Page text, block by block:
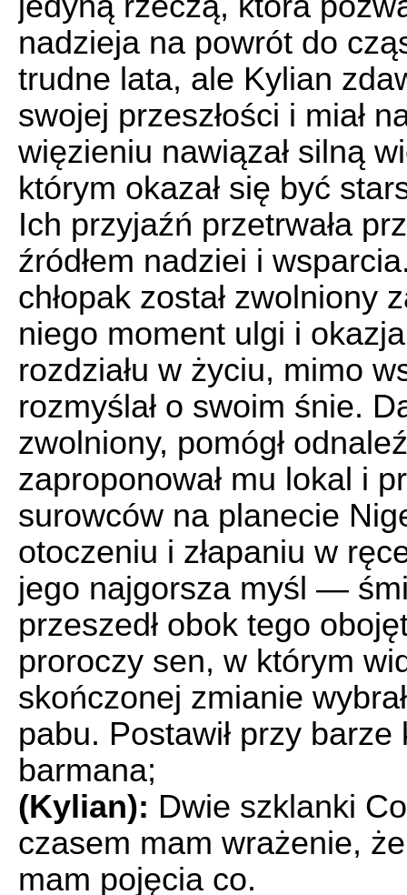
nadzieja na powrót do
trudne lata, ale Kylian
swojej przeszłości i miał
więzieniu nawiązał silną
którym okazał się być
Ich przyjaźń przetrwała
źródłem nadziei i
chłopak został zwolniony
niego moment ulgi i
rozdziału w życiu, mimo
rozmyślał o swoim śnie.
zwolniony, pomógł
zaproponował mu lokal i
surowców na planecie
otoczeniu i złapaniu w
jego najgorsza myśl —
przeszedł obok tego
proroczy sen, w którym
skończonej zmianie
pabu. Postawił przy
barmana;
(Kylian): Dwie szklanki
czasem mam wrażenie,
mam pojęcia co.